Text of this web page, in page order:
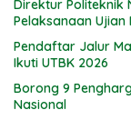
Direktur Politeknik
Pelaksanaan Ujian
Pendaftar Jalur
Ikuti UTBK 2026
Borong 9
Nasional